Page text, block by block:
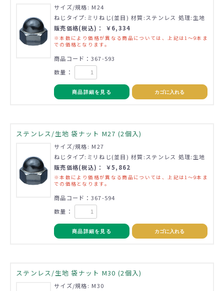
サイズ/規格: M24
ねじタイプ:ミリねじ(並目) 材質:ステンレス 処理:生地
販売価格(税込)： ￥6,334
※本数により価格が異なる商品については、上記は1～9本ま
での価格となります。
商品コード：367-593
数量：
商品詳細を見る カゴに入れる
ステンレス/生地 袋ナット M27 (2個入)
サイズ/規格: M27
ねじタイプ:ミリねじ(並目) 材質:ステンレス 処理:生地
販売価格(税込)： ￥5,862
※本数により価格が異なる商品については、上記は1～9本ま
での価格となります。
商品コード：367-594
数量：
商品詳細を見る カゴに入れる
ステンレス/生地 袋ナット M30 (2個入)
サイズ/規格: M30